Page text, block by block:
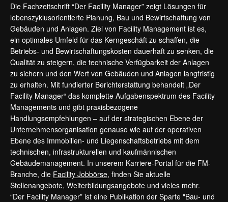
Die Fachzeitschrift “Der Facility Manager” zeigt Lösungen für
lebenszyklusorientierte Planung, Bau und Bewirtschaftung von
Gebäuden und Anlagen. Ziel von Facility Management ist es,
ein optimales Umfeld für das Kerngeschäft zu schaffen, die
Betriebs- und Bewirtschaftungskosten dauerhaft zu senken, die
Qualität zu steigern, die technische Verfügbarkeit der Anlagen
zu sichern und den Wert von Gebäuden und Anlagen langfristig
zu erhalten. Mit fundierter Berichterstattung behandelt „Der
Facility Manager“ das komplette Aufgabenspektrum des Facility
Managements und gibt praxisbezogene
Handlungsempfehlungen – auf der strategischen Ebene der
Unternehmensorganisation genauso wie auf der operativen
Ebene des Immobilien- und Liegenschaftsbetriebs mit dem
technischen, infrastrukturellen und kaufmännischen
Gebäudemanagement. In unserem Karriere-Portal für die FM-
Branche, die Facility Jobbörse, finden Sie aktuelle
Stellenangebote, Weiterbildungsangebote und vieles mehr.
“Der Facility Manager” ist eine Publikation der Sparte "Bau- und